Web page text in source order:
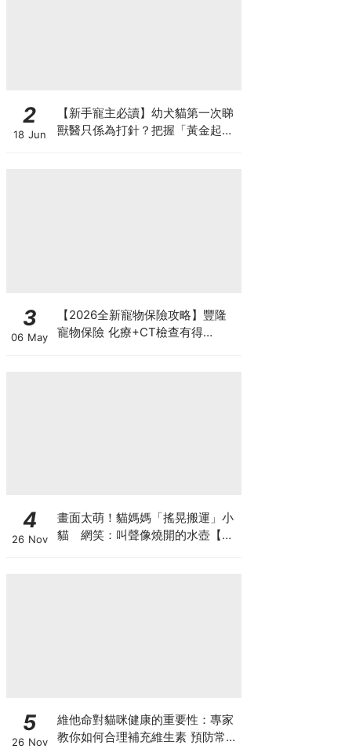
2
18 Jun
【新手寵主必讀】幼犬貓第一次睇
獸醫只係為打針？把握「黃金起跑
3
06 May
【2026全新寵物保險攻略】豐隆
寵物保險 化療+CT檢查有得
4
26 Nov
畫面太萌！貓媽媽「搖晃搬運」小
貓 網笑：叫聲像燒開的水壺【有
5
26 Nov
維他命對貓咪健康的重要性：專家
教你如何合理補充維生素 預防常見